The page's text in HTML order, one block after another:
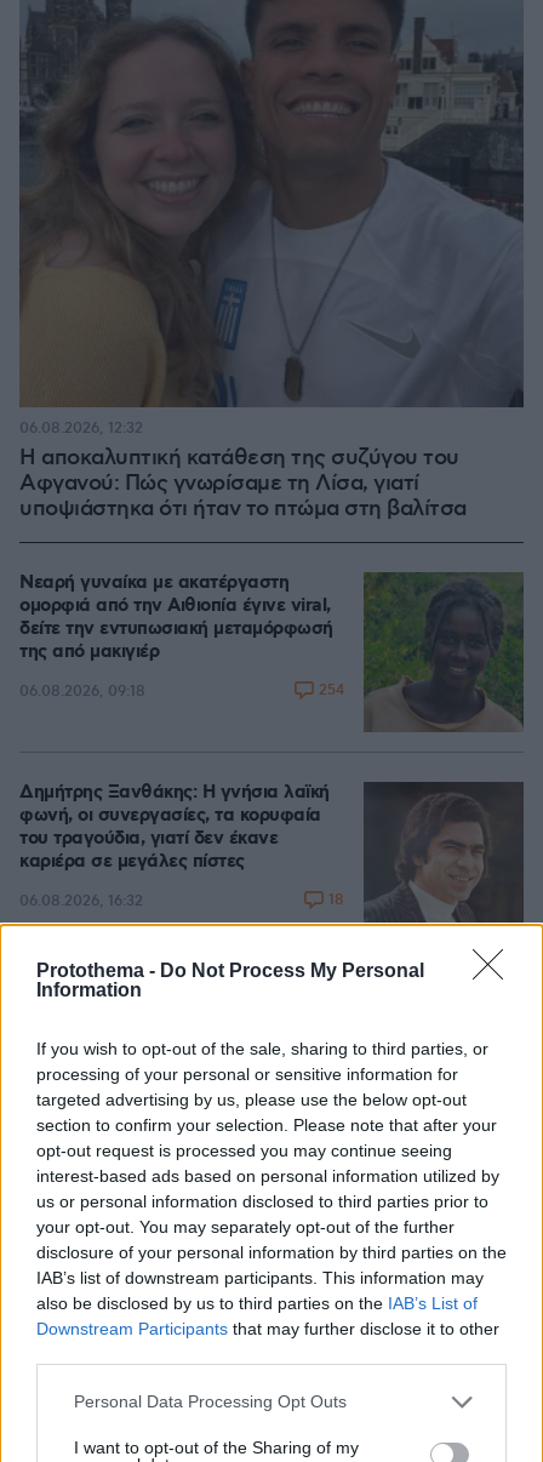
Protothema - Do Not Process My Personal
Information
If you wish to opt-out of the sale, sharing to third parties, or
processing of your personal or sensitive information for
targeted advertising by us, please use the below opt-out
section to confirm your selection. Please note that after your
opt-out request is processed you may continue seeing
interest-based ads based on personal information utilized by
us or personal information disclosed to third parties prior to
your opt-out. You may separately opt-out of the further
disclosure of your personal information by third parties on the
IAB’s list of downstream participants. This information may
also be disclosed by us to third parties on the IAB’s List of
Downstream Participants that may further disclose it to other
Please note that this website/app uses one or more Google
not limited to your visit or usage behaviour. You may click to
Personal Data Processing Opt Outs
I want to opt-out of the Sharing of my
Η αποκαλυπτική κατάθεση της συζύγου του
Αφγανού: Πώς γνωρίσαμε τη Λίσα, γιατί
υποψιάστηκα ότι ήταν το πτώμα στη βαλίτσα
06.08.2026, 12:32
Νεαρή γυναίκα με ακατέργαστη
ομορφιά από την Αιθιοπία έγινε viral,
δείτε την εντυπωσιακή μεταμόρφωσή
της από μακιγιέρ
06.08.2026, 09:18 254
Δημήτρης Ξανθάκης: Η γνήσια λαϊκή
φωνή, οι συνεργασίες, τα κορυφαία
του τραγούδια, γιατί δεν έκανε
καριέρα σε μεγάλες πίστες
06.08.2026, 16:32 18
55χρονος στην Κρήτη πείσθηκε ότι
αποδόσεις σε μετοχές και έχασε
€100.000
06.08.2026, 11:01 65
Μυστήριο με το ραντεβού Πεζεσκιάν -
Χαμενεΐ στην Τεχεράνη: Βρέθηκαν σε
ένα σκοτεινό αυτοκίνητο, άκουγαν,
αλλά δεν έβλεπαν ο ένας τον άλλο
06.08.2026, 13:37 54
τελευταίο αντίο στον Λάκη Χαλκιά στο